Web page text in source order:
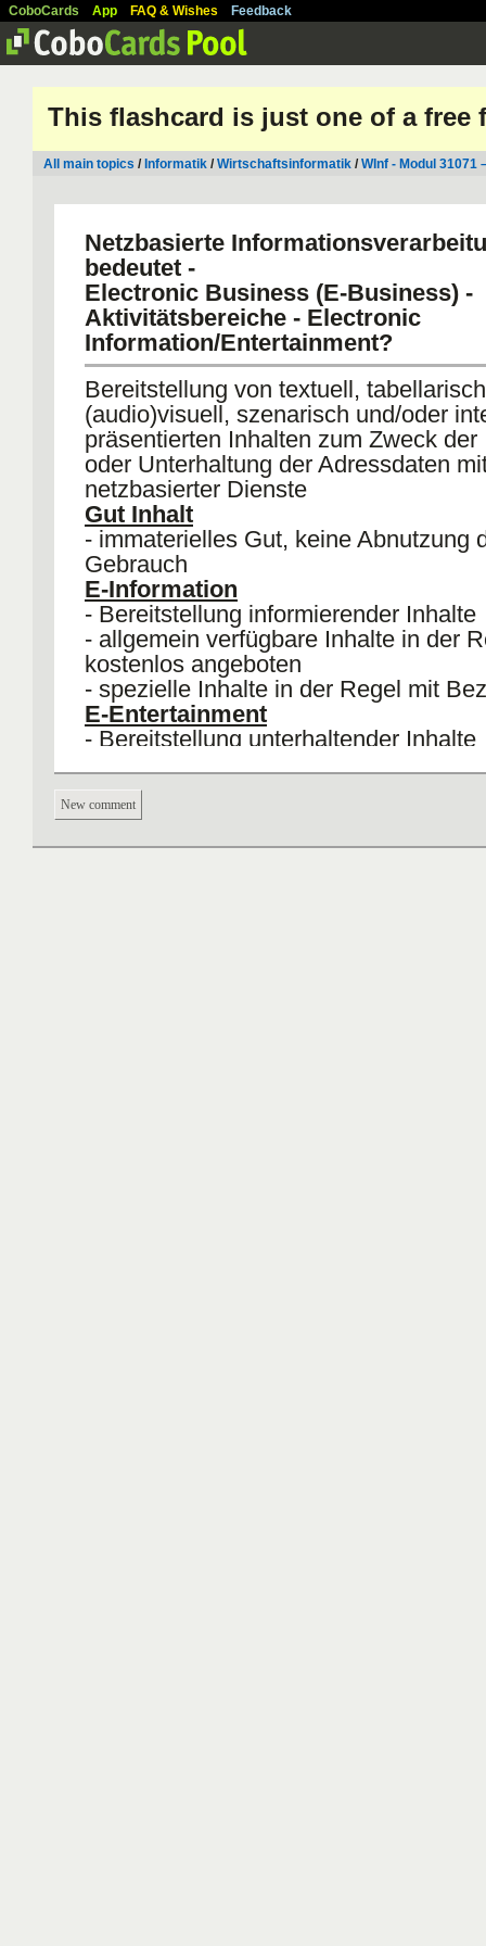
CoboCards App FAQ & Wishes Feedback
This flashcard is just one of a free
All main topics / Informatik /Wirtschaftsinformatik /WInf - Modul 31071
Netzbasierte
bedeutet -
Electronic Business (E-Business) -
Aktivitätsbereiche - Electronic
Information/Entertainment?
Bereitstellung von textuell,
(audio)visuell, szenarisch und/oder
präsentierten Inhalten zum Zweck der
oder Unterhaltung der Adressdaten
netzbasierter Dienste
Gut Inhalt
- immaterielles Gut, keine Abnutzung
Gebrauch
E-Information
- Bereitstellung informierender Inhalte
- allgemein verfügbare Inhalte in der
kostenlos angeboten
- spezielle Inhalte in der Regel mit
E-Entertainment
- Bereitstellung unterhaltender Inhalte
- Hybridformen aus informierenden
unterhaltenden Inhalten
New comment